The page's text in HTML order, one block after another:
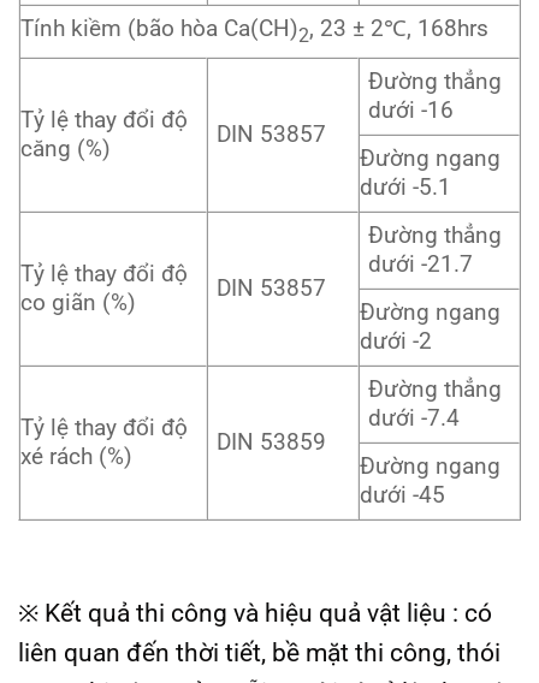
Tính kiềm (bão hòa Ca(CH)2, 23 ± 2℃, 168hrs
Tỷ lệ thay đổi độ
căng (%)
DIN 53857
Đường thẳng
dưới -16
Đường ngang
dưới -5.1
Tỷ lệ thay đổi độ
co giãn (%)
DIN 53857
Đường thẳng
dưới -21.7
Đường ngang
dưới -2
Tỷ lệ thay đổi độ
xé rách (%)
DIN 53859
Đường thẳng
dưới -7.4
Đường ngang
dưới -45
※ Kết quả thi công và hiệu quả vật liệu : có
liên quan đến thời tiết, bề mặt thi công, thói